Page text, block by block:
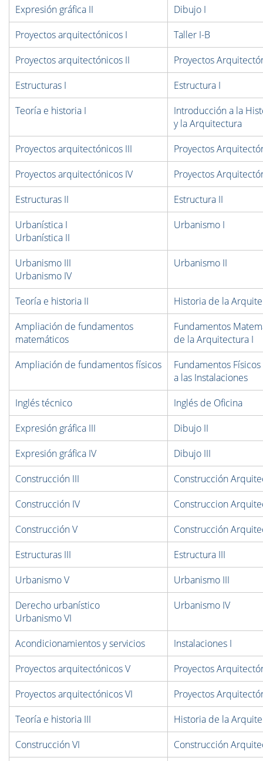
Expresión gráfica II
Dibujo I
Proyectos arquitectónicos I
Taller I-B
Proyectos arquitectónicos II
Proyectos
Estructuras I
Estructura I
Teoría e historia I
Introducción a la
y la Arquitectura
Proyectos arquitectónicos III
Proyectos
Proyectos arquitectónicos IV
Proyectos
Estructuras II
Estructura II
Urbanística I
Urbanística II
Urbanismo I
Urbanismo III
Urbanismo IV
Urbanismo II
Teoría e historia II
Historia de la
Ampliación de fundamentos
matemáticos
Fundamentos
de la Arquitectura I
Ampliación de fundamentos físicos
Fundamentos
a las Instalaciones
Inglés técnico
Inglés de Oficina
Expresión gráfica III
Dibujo II
Expresión gráfica IV
Dibujo III
Construcción III
Construcción
Construcción IV
Construccion
Construcción V
Construcción
Estructuras III
Estructura III
Urbanismo V
Urbanismo III
Derecho urbanístico
Urbanismo VI
Urbanismo IV
Acondicionamientos y servicios
Instalaciones I
Proyectos arquitectónicos V
Proyectos
Proyectos arquitectónicos VI
Proyectos
Teoría e historia III
Historia de la
Construcción VI
Construcción